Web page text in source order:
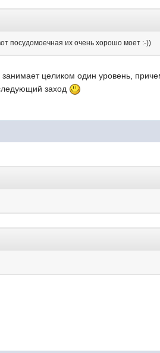
посудомоечная их очень хорошо моет :-))
целиком один уровень,
заход